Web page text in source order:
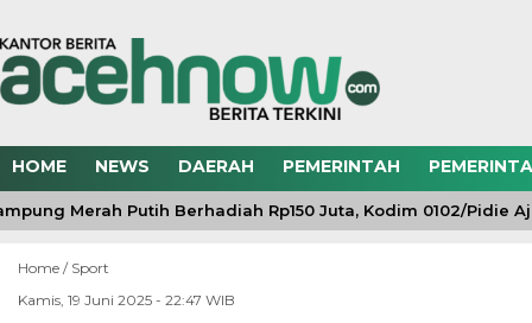
HOME NEWS DAERAH PEMERINTAH
Merah Putih Berhadiah Rp150 Juta, Kodim 0102/Pidie
Home / Sport
Kamis, 19 Juni 2025 - 22:47 WIB